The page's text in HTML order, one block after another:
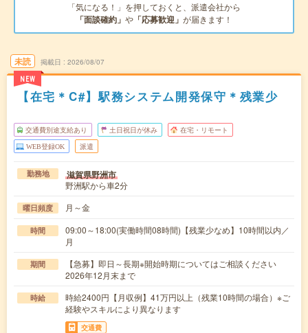
「気になる！」を押しておくと、派遣会社から
「面談確約」 や 「応募歓迎」 が届きます！
未読
NEW
掲載日 2026/08/07
【在宅＊C#】駅務システム開発保守＊残業少
交通費別途支給あり 土日祝日が休み 在宅・リモート
WEB登録OK 派遣
勤務地 滋賀県野洲市
野洲駅から車2分
曜日頻度 月～金
時間
09:00～18:00(実働時間08時間)【残業少なめ】10時間以内／
月
期間
【急募】即日～長期※開始時期についてはご相談ください
2026年12月末まで
時給
時給2400円【月収例】41万円以上（残業10時間の場合）※ご
経験やスキルにより異なります
交通費